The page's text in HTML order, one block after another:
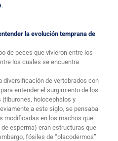
la evolución temprana de
de peces que vivieron entre los
los cuales se encuentra
diversificación de vertebrados con
entender el surgimiento de los
holocephalos y
a este siglo, se pensaba
modificadas en los machos que
esperma) eran estructuras que
fósiles de “placodermos”